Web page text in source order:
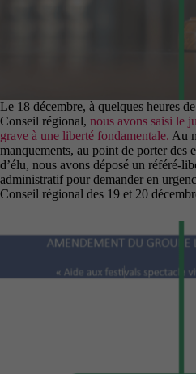
Le 18 décembre, à quelques heures
Conseil régional, nous avons saisi le
grave à une liberté fondamentale. Au
manquements, au point de porter des
d’élu, nous avons déposé un référé-
administratif pour demander en
Conseil régional des 19 et 20